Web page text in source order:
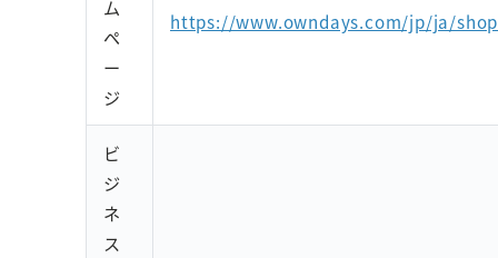
ム
ペ
ー
ジ
https://www.owndays.com/jp/ja/
ビ
ジ
ネ
ス